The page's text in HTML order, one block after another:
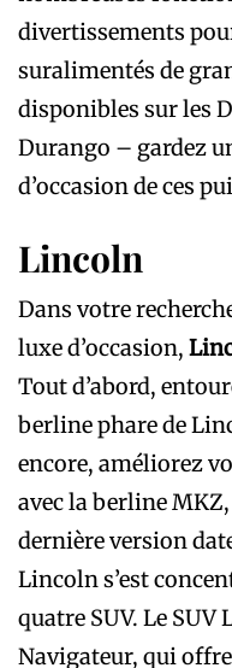
divertissements
suralimentés de
disponibles sur les
Durango – gardez
d’occasion de ces
Lincoln
Dans votre
luxe d’occasion,
Tout d’abord,
berline phare de
encore, améliorez
avec la berline
dernière version
Lincoln s’est
quatre SUV. Le
Navigateur, qui